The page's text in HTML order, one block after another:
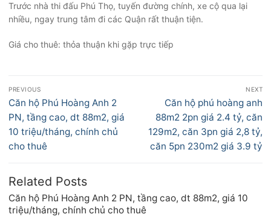
Trước nhà thi đấu Phú Thọ, tuyến đường chính, xe cộ qua lại
nhiều, ngay trung tâm đi các Quận rất thuận tiện.
Giá cho thuê: thỏa thuận khi gặp trực tiếp
Điều
hướng
bài
viết
PREVIOUS
Previous
post:
Căn hộ Phú Hoàng Anh 2
PN, tầng cao, dt 88m2, giá
10 triệu/tháng, chính chủ
cho thuê
NEXT
Next
post:
Căn hộ phú hoàng anh
88m2 2pn giá 2.4 tỷ, căn
129m2, căn 3pn giá 2,8 tỷ,
căn 5pn 230m2 giá 3.9 tỷ
Related Posts
Căn hộ Phú Hoàng Anh 2 PN, tầng cao, dt 88m2, giá 10
triệu/tháng, chính chủ cho thuê